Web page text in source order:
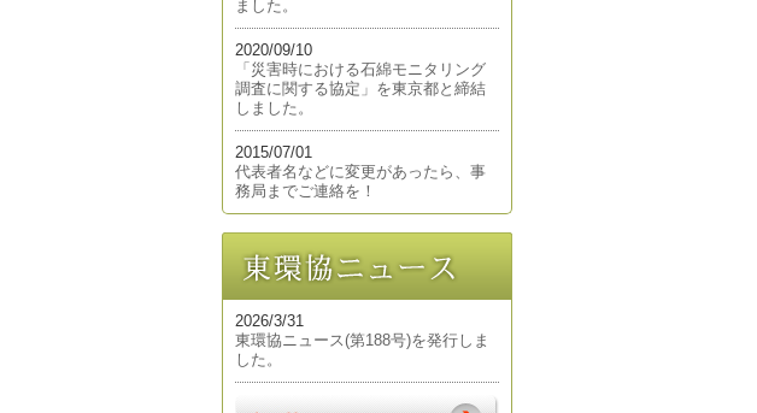
ました。
2020/09/10
「災害時における石綿モニタリング
調査に関する協定」を東京都と締結
しました。
2015/07/01
代表者名などに変更があったら、事
務局までご連絡を！
2026/3/31
東環協ニュース(第188号)を発行しま
した。